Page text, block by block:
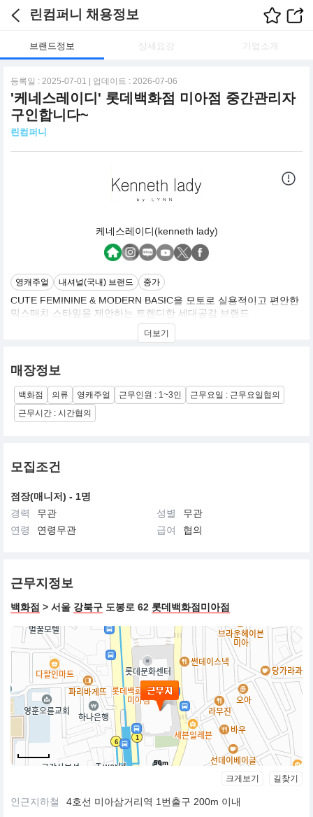
린컴퍼니 채용정보
브랜드정보 상세요강 기업소개
등록일 : 2025-07-01 | 업데이트 : 2026-07-06
'케네스레이디' 롯데백화점 미아점 중간관리자
구인합니다~
린컴퍼니
케네스레이디(kenneth lady)
영캐주얼 내셔널(국내) 브랜드 중가
CUTE FEMININE & MODERN BASIC을 모토로 실용적이고 편안한
믹스매치 스타일을 제안하는 트렌디한 세대공감 브랜드
더보기
매장정보
백화점 의류 영캐주얼 근무인원 : 1~3인
근무요일 : 근무요일협의
근무시간 : 시간협의
모집조건
점장(매니저) - 1명
경력
무관 성별
무관
연령
연령무관 급여 협의
근무지정보
백화점 > 서울 강북구 도봉로 62 롯데백화점미아점
50m
크게보기 길찾기
인근지하철 4호선 미아삼거리역 1번출구 200m 이내